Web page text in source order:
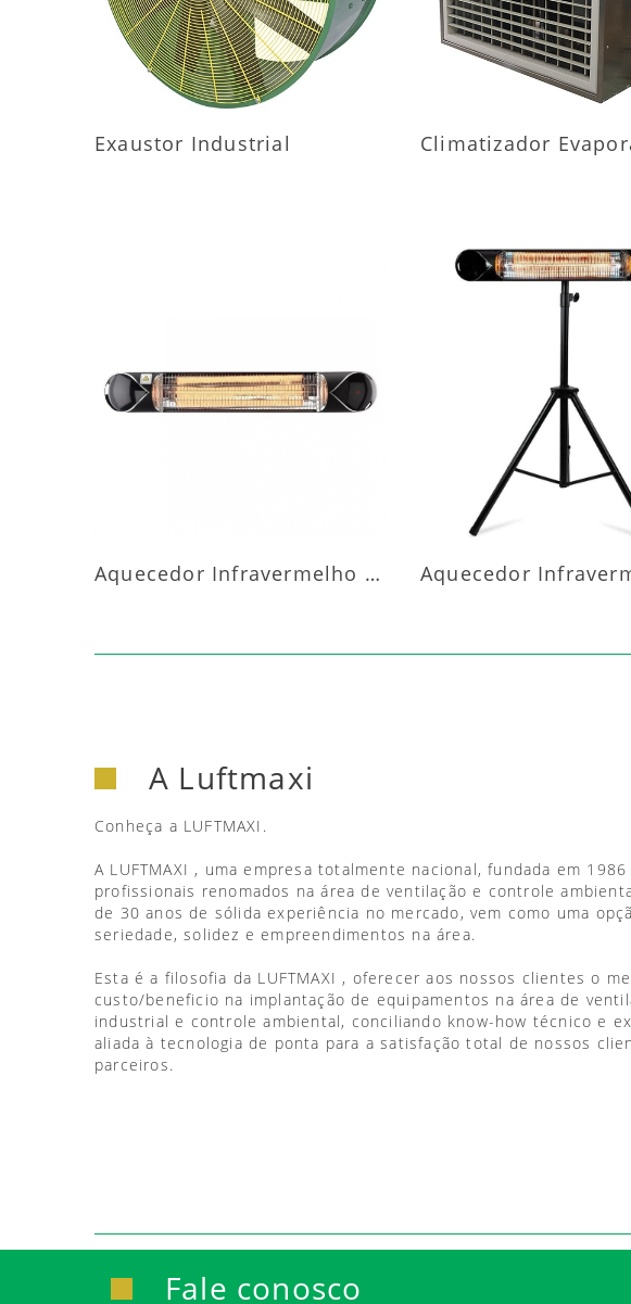
Exaustor Industrial Climatizador
MAIS INFORMAÇÕES
Aquecedor Infravermelho Parede
MAIS
A Luftmaxi
Conheça a LUFTMAXI.
A LUFTMAXI , uma empresa totalmente nacional, fundada em
profissionais renomados na área de ventilação e controle
de 30 anos de sólida experiência no mercado, vem como uma
seriedade, solidez e empreendimentos na área.
Esta é a filosofia da LUFTMAXI , oferecer aos nossos clientes o
custo/beneficio na implantação de equipamentos na área de
industrial e controle ambiental, conciliando know-how técnico e
aliada à tecnologia de ponta para a satisfação total de nossos
parceiros.
Fale conosco